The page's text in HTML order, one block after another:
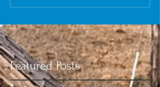
Featured Posts